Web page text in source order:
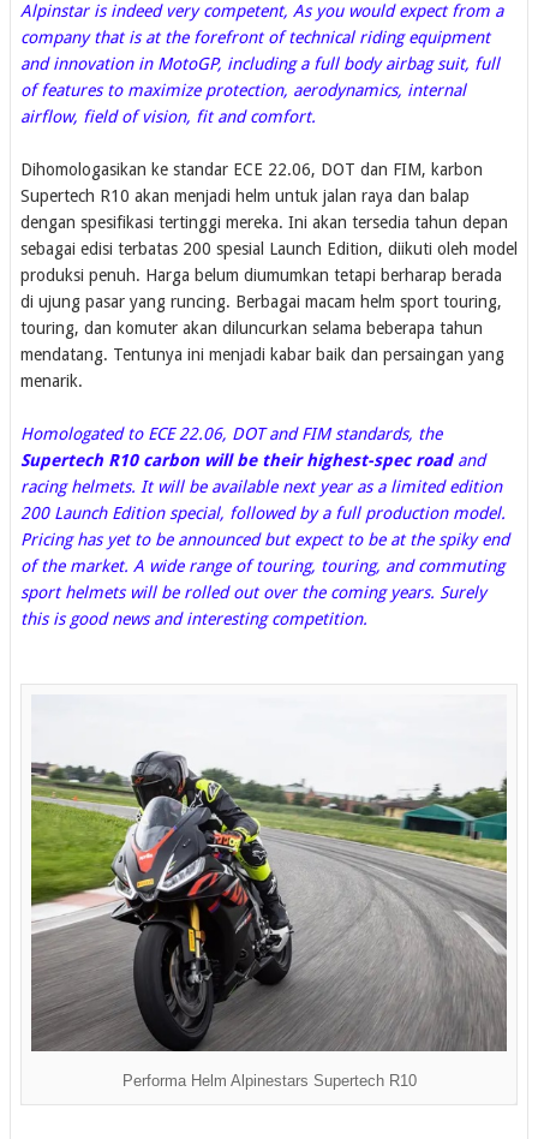
Alpinstar is indeed very competent, As you would expect from a
company that is at the forefront of technical riding equipment
and innovation in MotoGP, including a full body airbag suit, full
of features to maximize protection, aerodynamics, internal
airflow, field of vision, fit and comfort.
Dihomologasikan ke standar ECE 22.06, DOT dan FIM, karbon
Supertech R10 akan menjadi helm untuk jalan raya dan balap
dengan spesifikasi tertinggi mereka. Ini akan tersedia tahun depan
sebagai edisi terbatas 200 spesial Launch Edition, diikuti oleh model
produksi penuh. Harga belum diumumkan tetapi berharap berada
di ujung pasar yang runcing. Berbagai macam helm sport touring,
touring, dan komuter akan diluncurkan selama beberapa tahun
mendatang. Tentunya ini menjadi kabar baik dan persaingan yang
menarik.
Homologated to ECE 22.06, DOT and FIM standards, the
Supertech R10 carbon will be their highest-spec roadand
racing helmets. It will be available next year as a limited edition
200 Launch Edition special, followed by a full production model.
Pricing has yet to be announced but expect to be at the spiky end
of the market. A wide range of touring, touring, and commuting
sport helmets will be rolled out over the coming years. Surely
this is good news and interesting competition.
Performa Helm Alpinestars Supertech R10